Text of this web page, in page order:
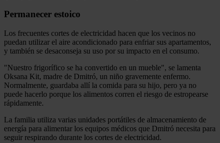
Permanecer estoico
Los frecuentes cortes de electricidad hacen que los vecinos no
puedan utilizar el aire acondicionado para enfriar sus apartamentos,
y también se desaconseja su uso por su impacto en el consumo.
"Nuestro frigorífico se ha convertido en un mueble", se lamenta
Oksana Kit, madre de Dmitró, un niño gravemente enfermo.
Normalmente, guardaba allí la comida para su hijo, pero ya no
puede hacerlo porque los alimentos corren el riesgo de estropearse
rápidamente.
La familia utiliza varias unidades portátiles de almacenamiento de
energía para alimentar los equipos médicos que Dmitró necesita para
seguir respirando durante los cortes de electricidad.